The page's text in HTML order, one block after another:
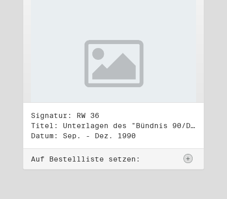
Signatur: RW 36
Titel: Unterlagen des "Bündnis 90/Die Grünen - BürgerInnenbewegung", Wahlbündnis zur Bundestagswahl am 2.12.1990 (4)
Datum: Sep. - Dez. 1990
Auf Bestellliste setzen: